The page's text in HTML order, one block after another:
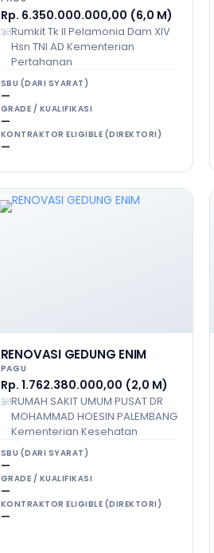
Rp. 6.350.000.000,00 (6,0 M)
Rumkit Tk II Pelamonia Dam XIV
Hsn TNI AD Kementerian
Pertahanan
SBU (DARI SYARAT)
—
GRADE / KUALIFIKASI
—
KONTRAKTOR ELIGIBLE (DIREKTORI)
—
RENOVASI GEDUNG ENIM
PAGU
Rp. 1.762.380.000,00 (2,0 M)
RUMAH SAKIT UMUM PUSAT DR
MOHAMMAD HOESIN PALEMBANG
Kementerian Kesehatan
SBU (DARI SYARAT)
—
GRADE / KUALIFIKASI
—
KONTRAKTOR ELIGIBLE (DIREKTORI)
—